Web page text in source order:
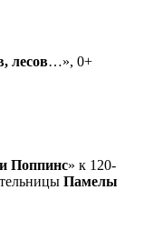
лесов…», 0+
Поппинс» к 120-
Памелы